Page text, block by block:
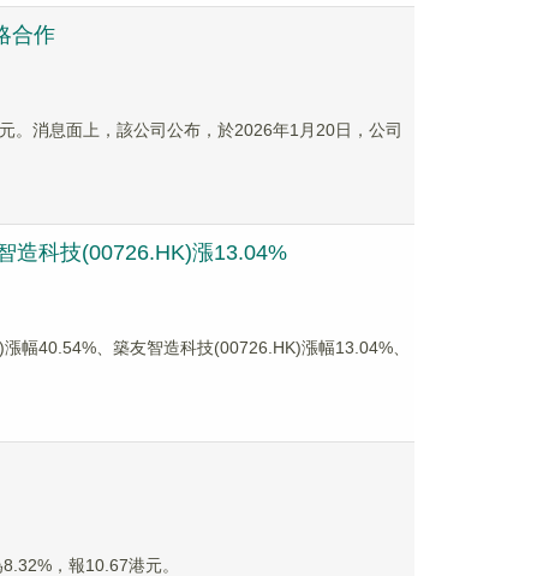
合作
。消息面上，該公司公布，於2026年1月20日，公司
造科技(00726.HK)漲13.04%
幅40.54%、築友智造科技(00726.HK)漲幅13.04%、
，報10.67港元。